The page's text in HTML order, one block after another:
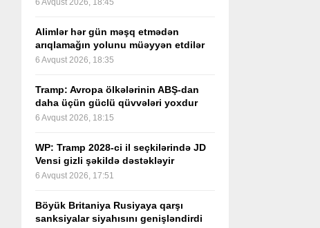
6 Avqust 2026, 18:45
Alimlər hər gün məşq etmədən
arıqlamağın yolunu müəyyən etdilər
6 Avqust 2026, 18:35
Tramp: Avropa ölkələrinin ABŞ-dan
daha üçün güclü qüvvələri yoxdur
6 Avqust 2026, 18:15
WP: Tramp 2028-ci il seçkilərində JD
Vensi gizli şəkildə dəstəkləyir
6 Avqust 2026, 17:51
Böyük Britaniya Rusiyaya qarşı
sanksiyalar siyahısını genişləndirdi